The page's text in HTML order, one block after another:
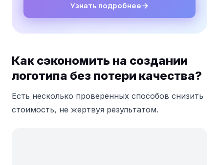
Узнать подробнее
Как сэкономить на создании
логотипа без потери качества?
Есть несколько проверенных способов снизить
стоимость, не жертвуя результатом.